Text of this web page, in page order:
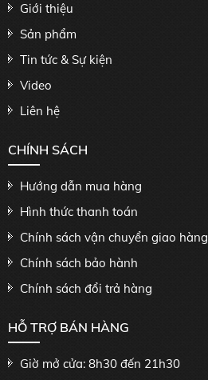
Giới thiệu
Sản phẩm
Tin tức & Sự kiện
Video
Liên hệ
CHÍNH SÁCH
Hướng dẫn mua hàng
Hình thức thanh toán
Chính sách vận chuyển giao hàng
Chính sách bảo hành
Chính sách đổi trả hàng
HỖ TRỢ BÁN HÀNG
Giờ mở cửa: 8h30 đến 21h30